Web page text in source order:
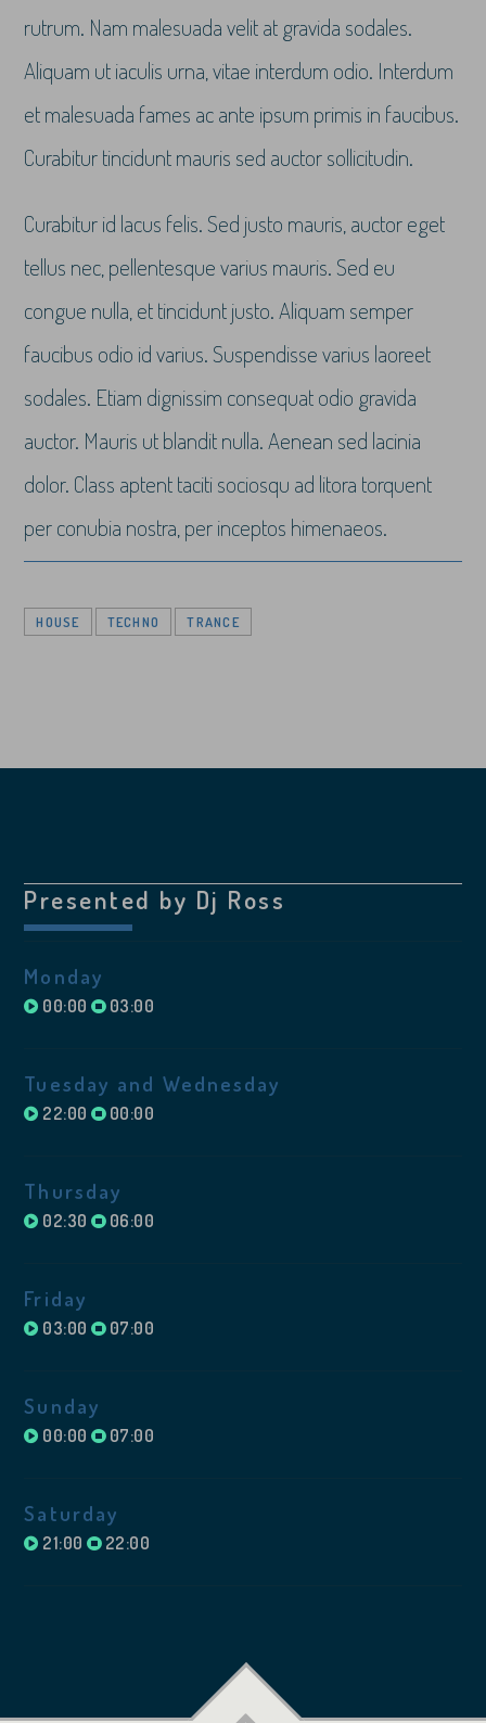
rutrum. Nam malesuada velit at gravida sodales.
Aliquam ut iaculis urna, vitae interdum odio. Interdum
et malesuada fames ac ante ipsum primis in faucibus.
Curabitur tincidunt mauris sed auctor sollicitudin.
Curabitur id lacus felis. Sed justo mauris, auctor eget
tellus nec, pellentesque varius mauris. Sed eu
congue nulla, et tincidunt justo. Aliquam semper
faucibus odio id varius. Suspendisse varius laoreet
sodales. Etiam dignissim consequat odio gravida
auctor. Mauris ut blandit nulla. Aenean sed lacinia
dolor. Class aptent taciti sociosqu ad litora torquent
per conubia nostra, per inceptos himenaeos.
HOUSE TECHNO TRANCE
Presented by Dj Ross
Monday
00:00 03:00
Tuesday and Wednesday
22:00 00:00
Thursday
02:30 06:00
Friday
03:00 07:00
Sunday
00:00 07:00
Saturday
21:00 22:00